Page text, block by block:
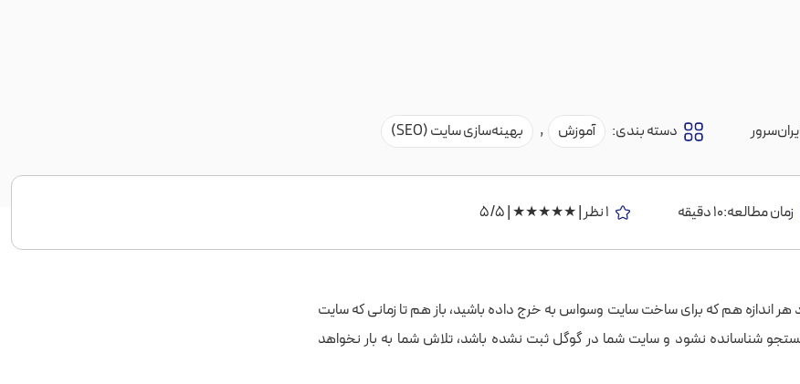
دسته بندی: آموزش , بهینه‌سازی سایت (SEO)
زمان مطالعه:10 دقیقه 1 نظر | ★★★★★ | 5/5
هر اندازه هم که برای ساخت سایت وسواس به ‌خرج داده باشید، باز هم تا زمانی که سایت
شناسانده نشود و سایت شما در گوگل ثبت نشده باشد، تلاش شما به بار نخواهد